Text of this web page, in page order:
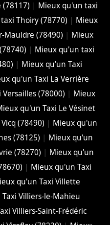
(78117) | Mieux qu'un taxi
Thoiry (78770) | Mieux
Mauldre (78490) | Mieux
| Mieux qu'un taxi
| Mieux qu'un Taxi
qu'un Taxi La Verrière
(78000) | Mieux
qu'un Taxi Le Vésinet
(78490) | Mieux qu'un
(78125) | Mieux qu'un
(78270) | Mieux qu'un
| Mieux qu'un Taxi
qu'un Taxi Villette
Villiers-le-Mahieu
Villiers-Saint-Frédéric